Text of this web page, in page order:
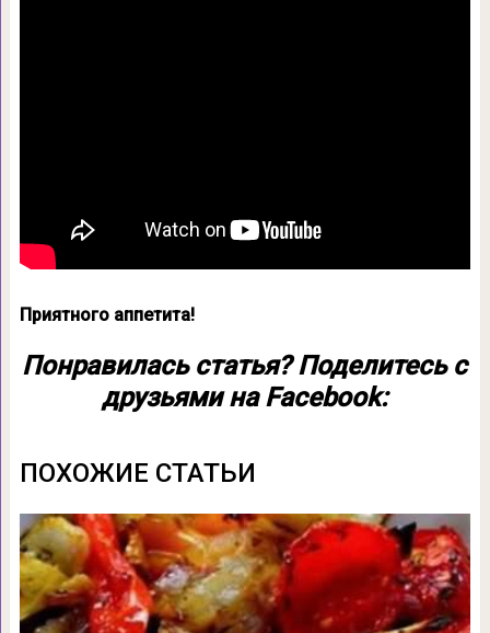
Приятного аппетита!
Понравилась статья? Поделитесь с
друзьями на Facebook:
ПОХОЖИЕ СТАТЬИ